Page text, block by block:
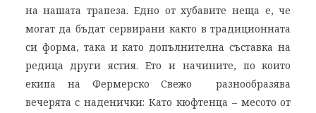
на нашата трапеза. Едно от хубавите неща е, че
могат да бъдат сервирани както в традиционната
си форма, така и като допълнителна съставка на
редица други ястия. Ето и начините, по които
екипа на Фермерско Свежо разнообразява
вечерята с наденички: Като кюфтенца – месото от